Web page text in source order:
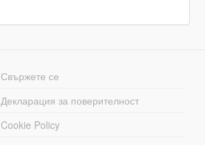
Свържете се
Декларация за поверителност
Cookie Policy